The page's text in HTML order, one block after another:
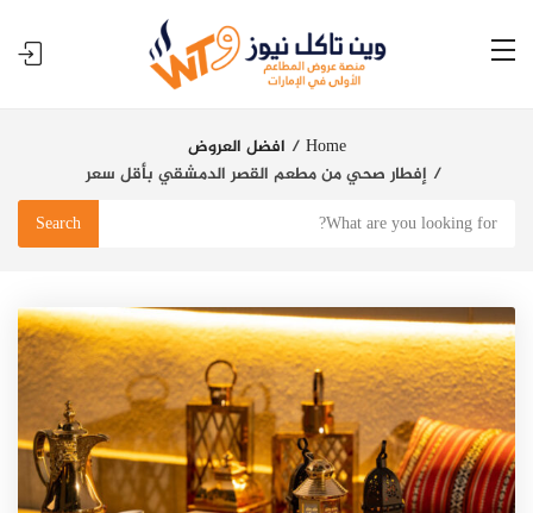
Home
افضل العروض
إفطار صحي من مطعم القصر الدمشقي بأقل سعر
Search